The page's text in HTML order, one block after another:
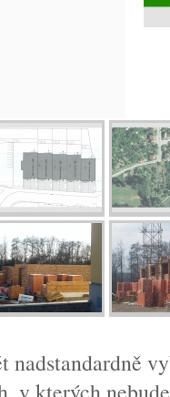
nadstandardně